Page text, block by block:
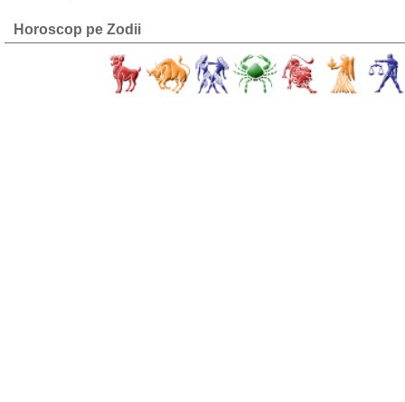
Horoscop pe Zodii